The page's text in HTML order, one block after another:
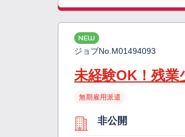
NEW
ジョブNo. M01494093
未経験OK！残業
無期雇用派遣
非公開